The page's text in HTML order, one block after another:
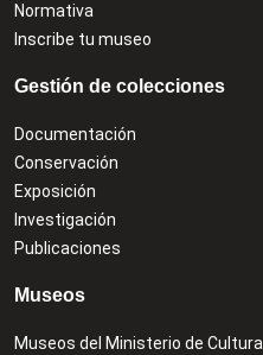
Normativa
Inscribe tu museo
Gestión de colecciones
Documentación
Conservación
Exposición
Investigación
Publicaciones
Museos
Museos del Ministerio de Cultura